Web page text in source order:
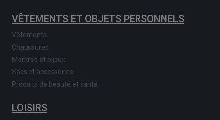
VÊTEMENTS ET OBJETS PERSONNELS
Vêtements
Chaussures
Montres et bijoux
Sacs et accessoires
Produits de beauté et santé
LOISIRS